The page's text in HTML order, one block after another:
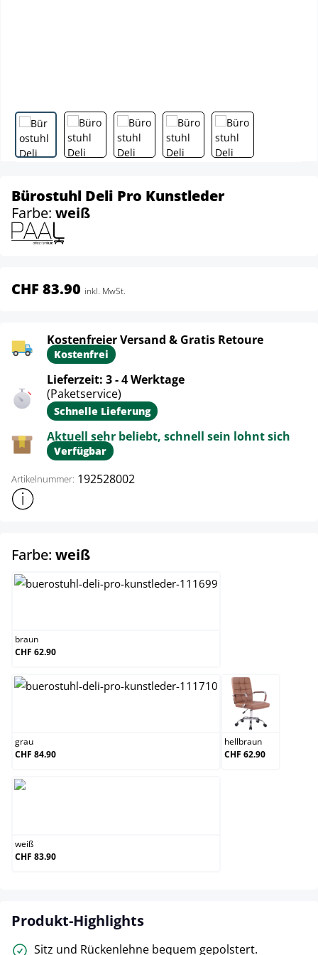
Bürostuhl Deli Pro Kunstleder
Farbe: weiß
CHF 83.90 inkl. MwSt.
Kostenfreier Versand & Gratis Retoure
Kostenfrei
Lieferzeit: 3 - 4 Werktage
(Paketservice)
Schnelle Lieferung
Aktuell sehr beliebt, schnell sein lohnt sich
Verfügbar
Artikelnummer: 192528002
Weitere Produktinformationen anzeigen
Farbe: weißauswählen
braun
CHF 62.90
grau
CHF 84.90
hellbraun
hellbraun
CHF 62.90
weiß
CHF 83.90
Produkt-Highlights
Sitz und Rückenlehne bequem gepolstert.